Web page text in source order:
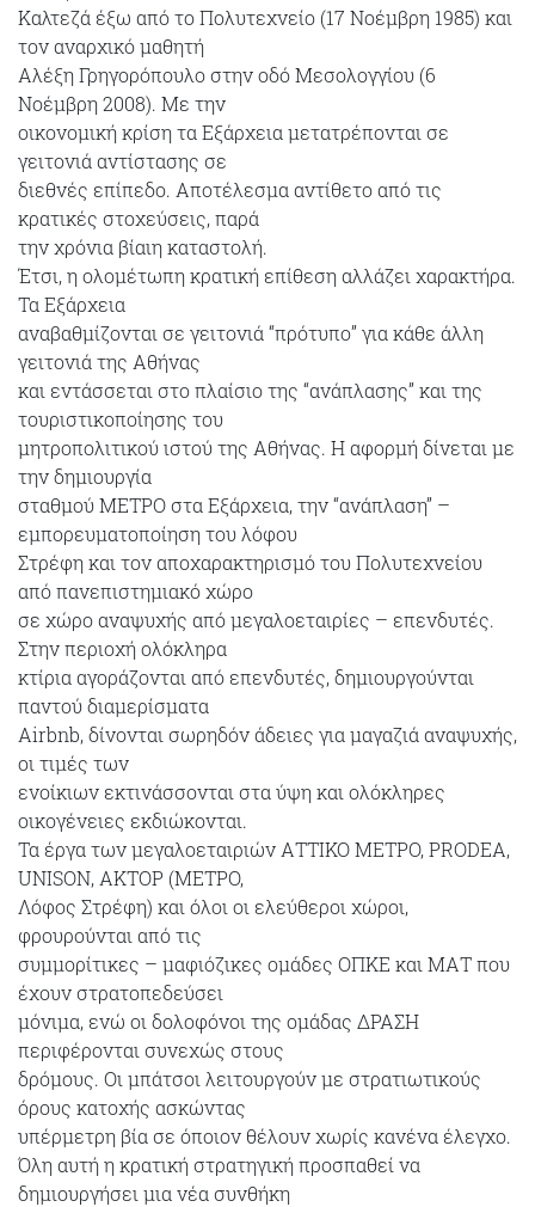
Καλτεζά έξω από το Πολυτεχνείο (17 Νοέμβρη 1985) και
τον αναρχικό μαθητή
Αλέξη Γρηγορόπουλο στην οδό Μεσολογγίου (6
Νοέμβρη 2008). Με την
οικονομική κρίση τα Εξάρχεια μετατρέπονται σε
γειτονιά αντίστασης σε
διεθνές επίπεδο. Αποτέλεσμα αντίθετο από τις
κρατικές στοχεύσεις, παρά
την χρόνια βίαιη καταστολή.
Έτσι, η ολομέτωπη κρατική επίθεση αλλάζει χαρακτήρα.
Τα Εξάρχεια
αναβαθμίζονται σε γειτονιά “πρότυπο” για κάθε άλλη
γειτονιά της Αθήνας
και εντάσσεται στο πλαίσιο της “ανάπλασης” και της
τουριστικοποίησης του
μητροπολιτικού ιστού της Αθήνας. Η αφορμή δίνεται με
την δημιουργία
σταθμού ΜΕΤΡΟ στα Εξάρχεια, την “ανάπλαση” –
εμπορευματοποίηση του λόφου
Στρέφη και τον αποχαρακτηρισμό του Πολυτεχνείου
από πανεπιστημιακό χώρο
σε χώρο αναψυχής από μεγαλοεταιρίες – επενδυτές.
Στην περιοχή ολόκληρα
κτίρια αγοράζονται από επενδυτές, δημιουργούνται
παντού διαμερίσματα
Airbnb, δίνονται σωρηδόν άδειες για μαγαζιά αναψυχής,
οι τιμές των
ενοίκιων εκτινάσσονται στα ύψη και ολόκληρες
οικογένειες εκδιώκονται.
Τα έργα των μεγαλοεταιριών ΑΤΤΙΚΟ ΜΕΤΡΟ, PRODEA,
UNISON, ΑΚΤΟΡ (ΜΕΤΡΟ,
Λόφος Στρέφη) και όλοι οι ελεύθεροι χώροι,
φρουρούνται από τις
συμμορίτικες – μαφιόζικες ομάδες ΟΠΚΕ και ΜΑΤ που
έχουν στρατοπεδεύσει
μόνιμα, ενώ οι δολοφόνοι της ομάδας ΔΡΑΣΗ
περιφέρονται συνεχώς στους
δρόμους. Οι μπάτσοι λειτουργούν με στρατιωτικούς
όρους κατοχής ασκώντας
υπέρμετρη βία σε όποιον θέλουν χωρίς κανένα έλεγχο.
Όλη αυτή η κρατική στρατηγική προσπαθεί να
δημιουργήσει μια νέα συνθήκη